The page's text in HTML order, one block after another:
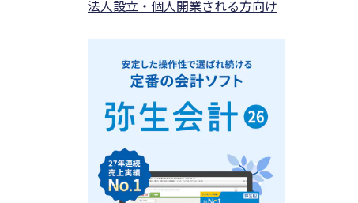
法人設立・個人開業される方向け